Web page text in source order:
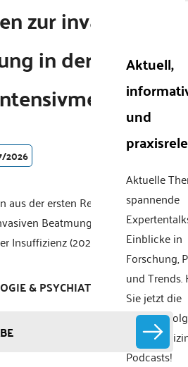
zur invasiven
in der
2026
aus der ersten Revision der S3-
Beatmung bei akuter
Insuffizienz (2025)
& PSYCHIATRIE
Aktuell,
und
Aktuelle
spannende
Einblicke in
Forschung,
und Trends.
Sie jetzt die
aktuelle
mgo
Podcasts!